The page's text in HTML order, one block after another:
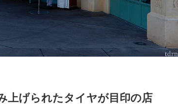
上げられたタイヤが目印の店